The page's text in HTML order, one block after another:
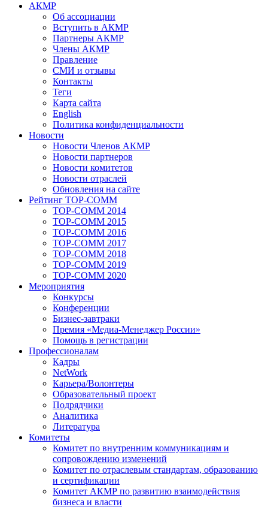
АКМР
Об ассоциации
Вступить в АКМР
Партнеры АКМР
Члены АКМР
Правление
СМИ и отзывы
Контакты
Теги
Карта сайта
English
Политика конфиденциальности
Новости
Новости Членов АКМР
Новости партнеров
Новости комитетов
Новости отраслей
Обновления на сайте
Рейтинг TOP-COMM
TOP-COMM 2014
TOP-COMM 2015
TOP-COMM 2016
TOP-COMM 2017
TOP-COMM 2018
TOP-COMM 2019
TOP-COMM 2020
Мероприятия
Конкурсы
Конференции
Бизнес-завтраки
Премия «Медиа-Менеджер России»
Помощь в регистрации
Профессионалам
Кадры
NetWork
Карьера/Волонтеры
Образовательный проект
Подрядчики
Аналитика
Литература
Комитеты
Комитет по внутренним коммуникациям и
сопровождению изменений
Комитет по отраслевым стандартам, образованию
и сертификации
Комитет АКМР по развитию взаимодействия
бизнеса и власти